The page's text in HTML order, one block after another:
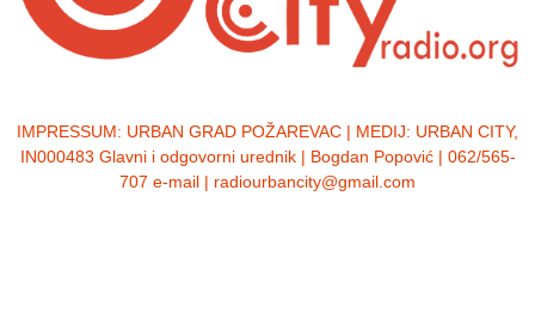
IMPRESSUM: URBAN GRAD POŽAREVAC | MEDIJ: URBAN CITY,
IN000483 Glavni i odgovorni urednik | Bogdan Popović | 062/565-
707 e-mail | radiourbancity@gmail.com